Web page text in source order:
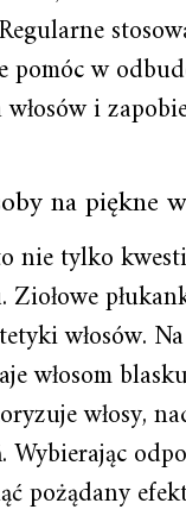
pomóc w
i
na piękne
nie tylko
włosów.
włosom
włosy,
Wybierając
pożądany